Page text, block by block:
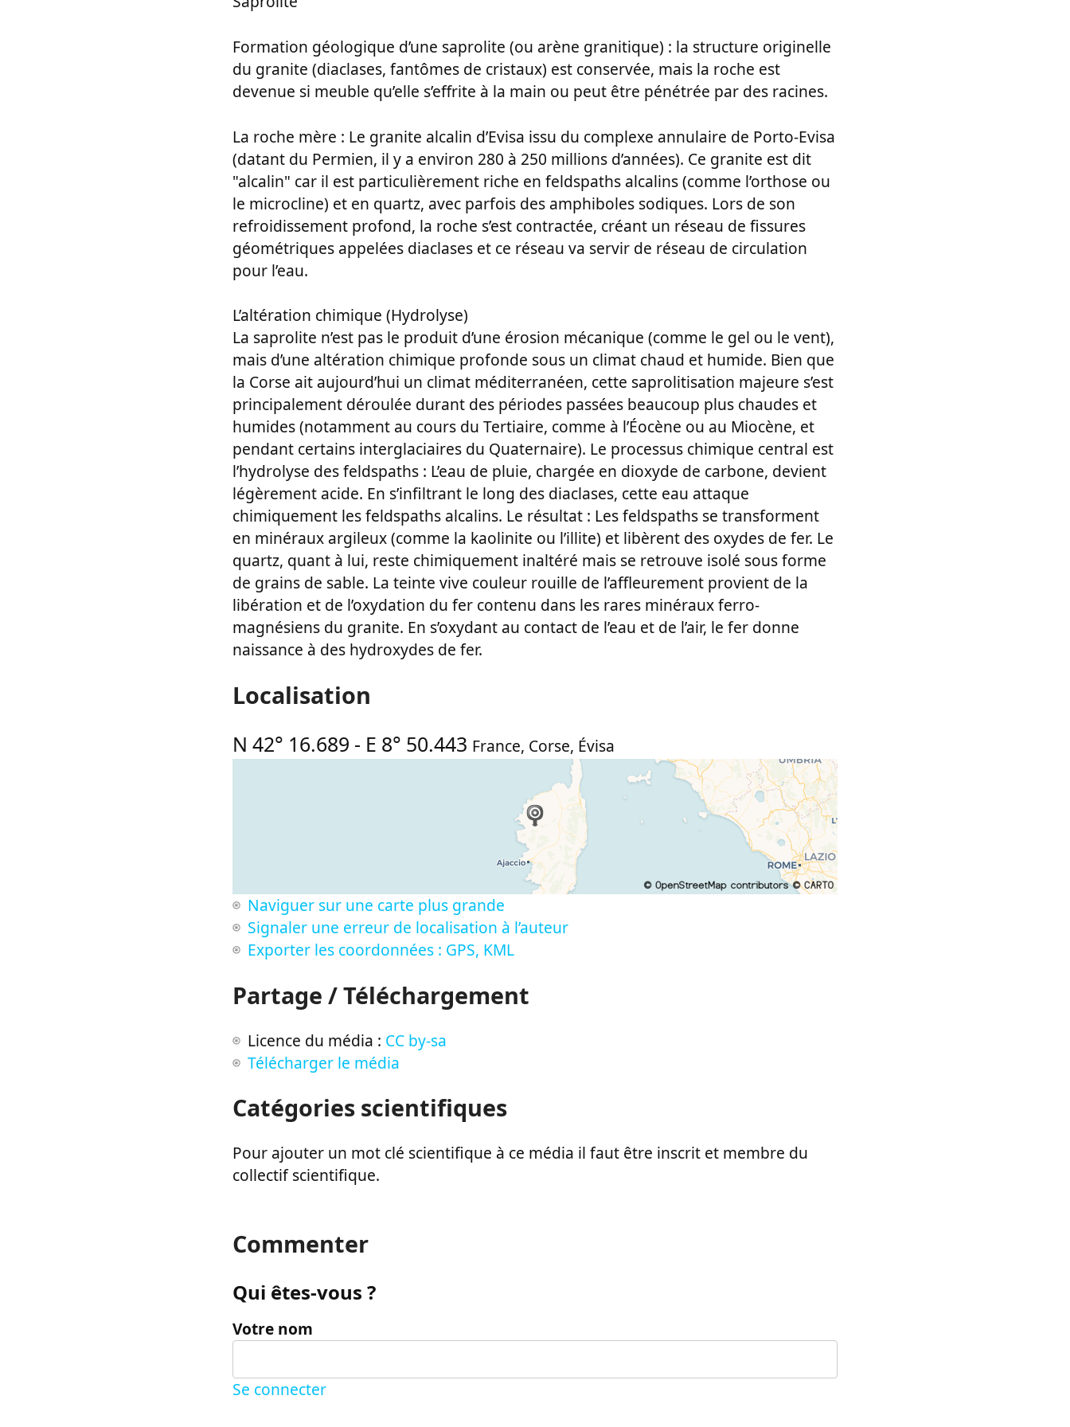
Formation géologique d’une saprolite (ou arène granitique) : la structure originelle
du granite (diaclases, fantômes de cristaux) est conservée, mais la roche est
devenue si meuble qu’elle s’effrite à la main ou peut être pénétrée par des racines.
La roche mère : Le granite alcalin d’Evisa issu du complexe annulaire de Porto-Evisa
(datant du Permien, il y a environ 280 à 250 millions d’années). Ce granite est dit
"alcalin" car il est particulièrement riche en feldspaths alcalins (comme l’orthose ou
le microcline) et en quartz, avec parfois des amphiboles sodiques. Lors de son
refroidissement profond, la roche s’est contractée, créant un réseau de fissures
géométriques appelées diaclases et ce réseau va servir de réseau de circulation
pour l’eau.
L’altération chimique (Hydrolyse)
La saprolite n’est pas le produit d’une érosion mécanique (comme le gel ou le vent),
mais d’une altération chimique profonde sous un climat chaud et humide. Bien que
la Corse ait aujourd’hui un climat méditerranéen, cette saprolitisation majeure s’est
principalement déroulée durant des périodes passées beaucoup plus chaudes et
humides (notamment au cours du Tertiaire, comme à l’Éocène ou au Miocène, et
pendant certains interglaciaires du Quaternaire). Le processus chimique central est
l’hydrolyse des feldspaths : L’eau de pluie, chargée en dioxyde de carbone, devient
légèrement acide. En s’infiltrant le long des diaclases, cette eau attaque
chimiquement les feldspaths alcalins. Le résultat : Les feldspaths se transforment
en minéraux argileux (comme la kaolinite ou l’illite) et libèrent des oxydes de fer. Le
quartz, quant à lui, reste chimiquement inaltéré mais se retrouve isolé sous forme
de grains de sable. La teinte vive couleur rouille de l’affleurement provient de la
libération et de l’oxydation du fer contenu dans les rares minéraux ferro-
magnésiens du granite. En s’oxydant au contact de l’eau et de l’air, le fer donne
naissance à des hydroxydes de fer.
Localisation
N 42° 16.689 - E 8° 50.443 France, Corse, Évisa
Naviguer sur une carte plus grande
Signaler une erreur de localisation à l’auteur
Exporter les coordonnées : GPS, KML
Partage / Téléchargement
Licence du média : CC by-sa
Télécharger le média
Catégories scientifiques
Pour ajouter un mot clé scientifique à ce média il faut être inscrit et membre du
collectif scientifique.
Commenter
Qui êtes-vous ?
Votre nom
Se connecter